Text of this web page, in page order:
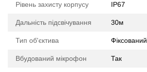
Рівень захисту корпусу IP67
Дальність підсвічування 30м
Тип об'єктива Фіксований
Вбудований мікрофон Так